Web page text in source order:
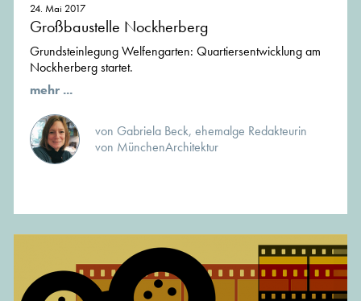
24. Mai 2017
Großbaustelle Nockherberg
Grundsteinlegung Welfengarten: Quartiersentwicklung am
Nockherberg startet.
mehr ...
von Gabriela Beck, ehemalge Redakteurin
von MünchenArchitektur